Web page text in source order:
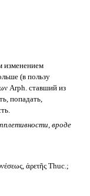
изменением
(в пользу
Arph. ставший из
попадать,
вроде
ἀρετῆς Thuc.;